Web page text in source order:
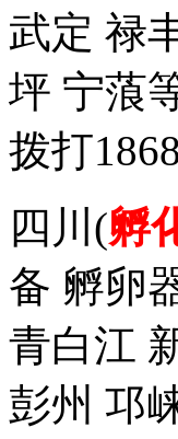
武定 禄
坪 宁蒗
拨打
四川(孵
备 孵卵
青白江
彭州 邛